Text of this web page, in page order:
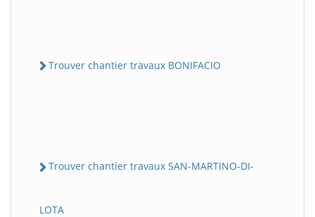
Trouver chantier travaux BONIFACIO
Trouver chantier travaux SAN-MARTINO-DI-
LOTA